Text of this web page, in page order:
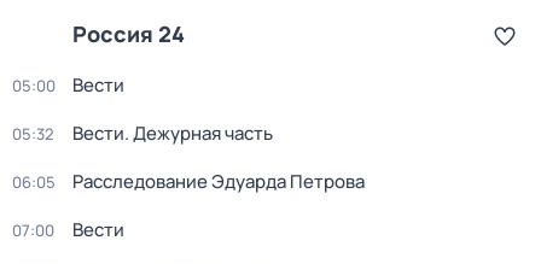
Россия 24
05:00 Вести
05:32 Вести. Дежурная часть
06:05 Расследование Эдуарда Петрова
07:00 Вести